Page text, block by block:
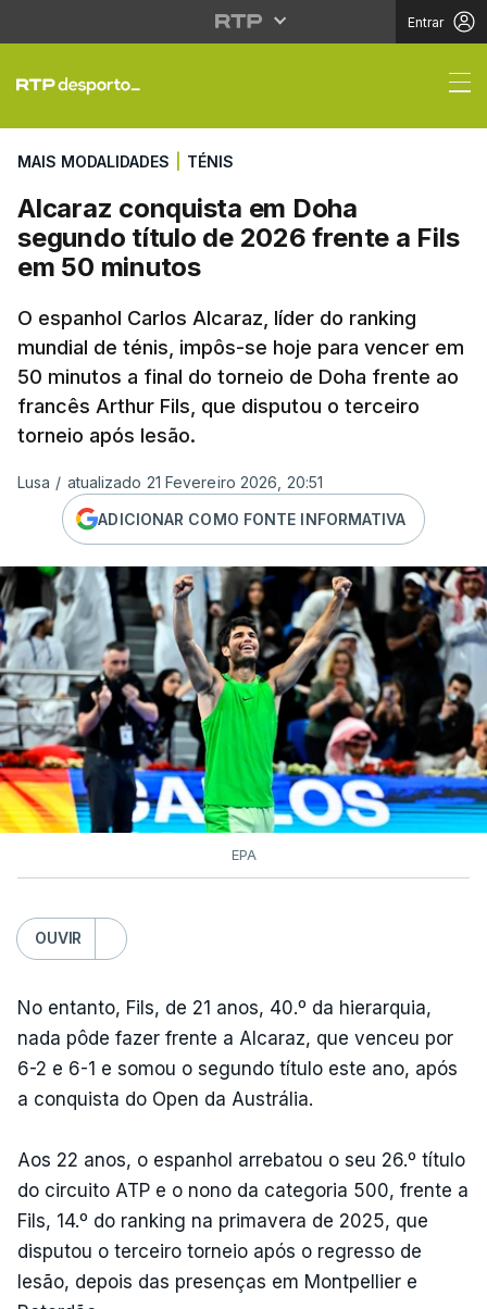
Entrar
Alcaraz conquista em
MAIS MODALIDADES TÉNIS
Alcaraz conquista em Doha
segundo título de 2026 frente a Fils
em 50 minutos
O espanhol Carlos Alcaraz, líder do ranking
mundial de ténis, impôs-se hoje para vencer em
50 minutos a final do torneio de Doha frente ao
francês Arthur Fils, que disputou o terceiro
torneio após lesão.
Lusa / atualizado 21 Fevereiro 2026, 20:51
ADICIONAR COMO FONTE INFORMATIVA
EPA
OUVIR
No entanto, Fils, de 21 anos, 40.º da hierarquia,
nada pôde fazer frente a Alcaraz, que venceu por
6-2 e 6-1 e somou o segundo título este ano, após
a conquista do Open da Austrália.
Aos 22 anos, o espanhol arrebatou o seu 26.º título
do circuito ATP e o nono da categoria 500, frente a
Fils, 14.º do ranking na primavera de 2025, que
disputou o terceiro torneio após o regresso de
lesão, depois das presenças em Montpellier e